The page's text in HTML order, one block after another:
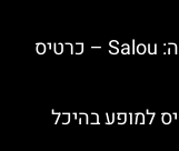
פארק המים PortAventura בברצלונה: Salou – כרטיס
למופע בהיכל